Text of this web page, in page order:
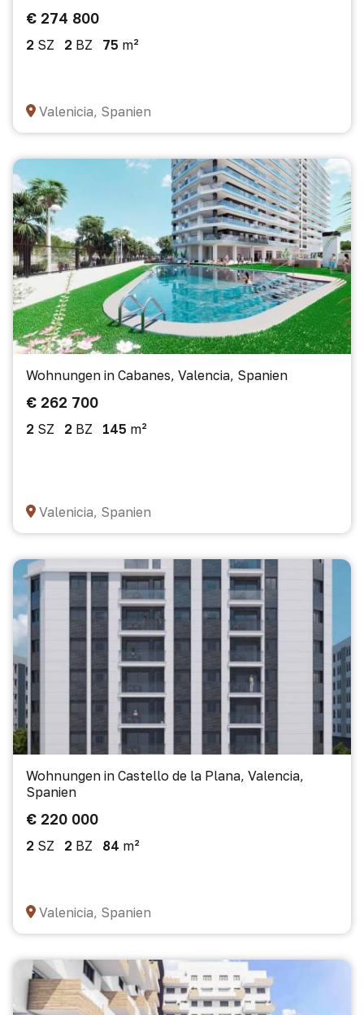
€ 274 800
2 SZ 2 BZ 75 m²
Valenicia, Spanien
Wohnungen in Cabanes, Valencia, Spanien
€ 262 700
2 SZ 2 BZ 145 m²
Valenicia, Spanien
Wohnungen in Castello de la Plana, Valencia,
Spanien
€ 220 000
2 SZ 2 BZ 84 m²
Valenicia, Spanien